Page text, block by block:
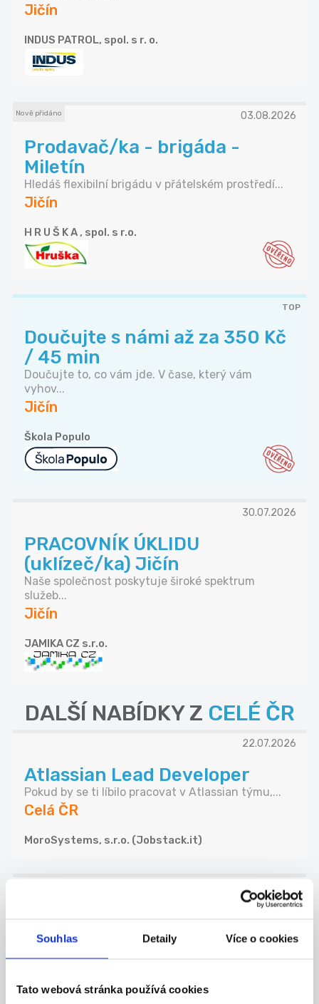
Souhlas Detaily Více o cookies
Tato webová stránka používá cookies
Jičín
INDUS PATROL, spol. s r. o.
Nově přidáno 03.08.2026
Prodavač/ka - brigáda -
Miletín
Hledáš flexibilní brigádu v přátelském prostředí...
Jičín
H R U Š K A , spol. s r.o.
TOP
Doučujte s námi až za 350 Kč
/ 45 min
Doučujte to, co vám jde. V čase, který vám
vyhov...
Jičín
Škola Populo
30.07.2026
PRACOVNÍK ÚKLIDU
(uklízeč/ka) Jičín
Naše společnost poskytuje široké spektrum
služeb...
Jičín
JAMIKA CZ s.r.o.
DALŠÍ NABÍDKY Z CELÉ ČR
22.07.2026
Atlassian Lead Developer
Pokud by se ti líbilo pracovat v Atlassian týmu,...
Celá ČR
MoroSystems, s.r.o. (Jobstack.it)
22.07.2026
doučovatel/ka-m, čj
O nás: Nabízíme individuální doučování pro každ...